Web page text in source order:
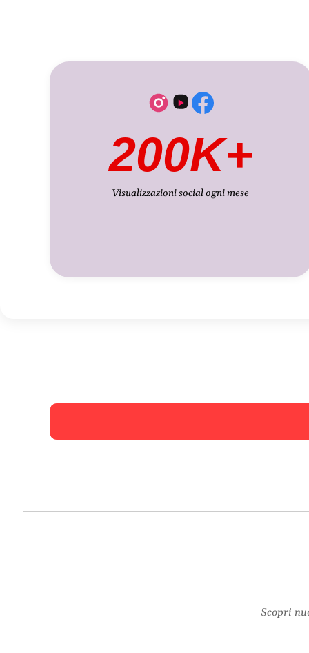
200K+
Visualizzazioni social ogni mese
Scopri